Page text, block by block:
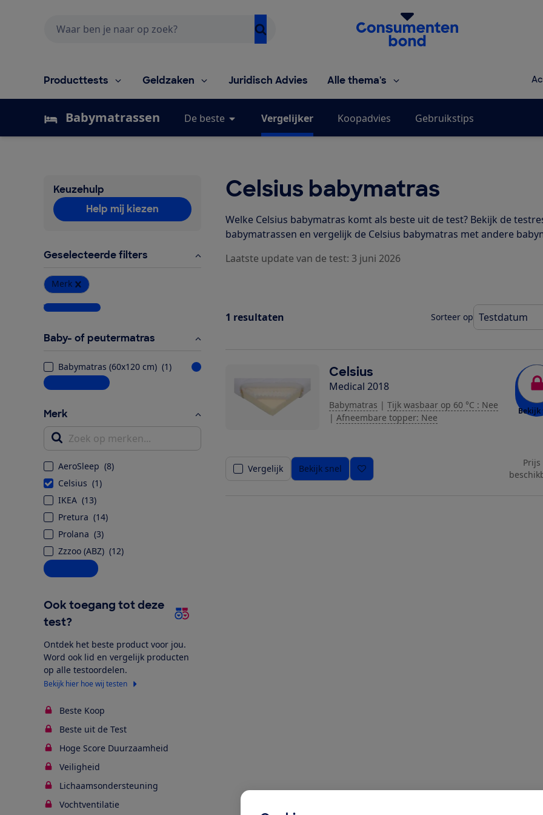
Homepage van de Consumentenbond
Producttests Geldzaken Juridisch Advies Alle thema's
Babymatrassen De beste Vergelijker Koopadvies Gebruikstips
Keuzehulp
Help mij kiezen
Geselecteerde filters
Merk
Wis alle filters
Baby- of peutermatras
Babymatras (60x120 cm) (1)
Meer informatie
Merk
Zoek op merken...
AeroSleep (8)
Celsius (1)
IKEA (13)
Pretura (14)
Prolana (3)
Zzzoo (ABZ) (12)
Alle opties
Ook toegang tot deze
test?
Ontdek het beste product voor jou.
Word ook lid en vergelijk producten
op alle testoordelen.
Bekijk hier hoe wij testen
Beste Koop
Beste uit de Test
Hoge Score Duurzaamheid
Veiligheid
Lichaamsondersteuning
Vochtventilatie
Celsius babymatras
Welke Celsius babymatras komt als beste uit de test? Bekijk de
babymatrassen en vergelijk de Celsius babymatras met andere
Laatste update van de test: 3 juni 2026
1 resultaten Sorteer op
Celsius
Medical 2018
Babymatras | Tijk wasbaar op 60 °C : Nee
| Afneembare topper: Nee
Bekijk
Vergelijk Bekijk snel